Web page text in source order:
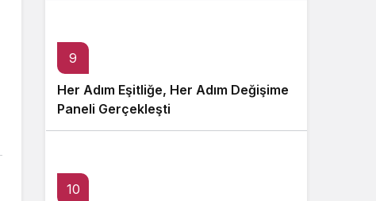
9
Her Adım Eşitliğe, Her Adım Değişime
Paneli Gerçekleşti
10